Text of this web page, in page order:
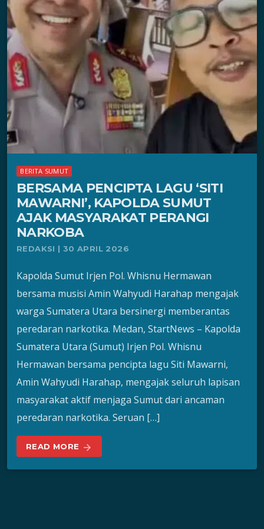
BERITA SUMUT
BERSAMA PENCIPTA LAGU ‘SITI
MAWARNI’, KAPOLDA SUMUT
AJAK MASYARAKAT PERANGI
NARKOBA
REDAKSI | 30 APRIL 2026
Kapolda Sumut Irjen Pol. Whisnu Hermawan
bersama musisi Amin Wahyudi Harahap mengajak
warga Sumatera Utara bersinergi memberantas
peredaran narkotika. Medan, StartNews – Kapolda
Sumatera Utara (Sumut) Irjen Pol. Whisnu
Hermawan bersama pencipta lagu Siti Mawarni,
Amin Wahyudi Harahap, mengajak seluruh lapisan
masyarakat aktif menjaga Sumut dari ancaman
peredaran narkotika. Seruan […]
READ MORE arrow_forward